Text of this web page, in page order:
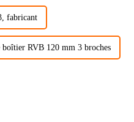
fabricant
boîtier RVB 120 mm 3 broches